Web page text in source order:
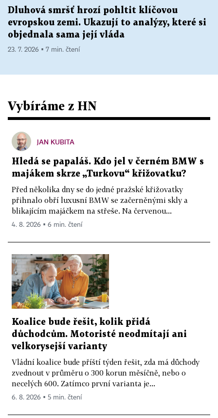
Dluhová smršť hrozí pohltit klíčovou
evropskou zemi. Ukazují to analýzy, které si
objednala sama její vláda
23. 7. 2026 ▪ 7 min. čtení
Vybíráme z HN
JAN KUBITA
Hledá se papaláš. Kdo jel v černém BMW s
majákem skrze „Turkovu“ křižovatku?
Před několika dny se do jedné pražské křižovatky
přihnalo obří luxusní BMW se začerněnými skly a
blikajícím majáčkem na střeše. Na červenou...
4. 8. 2026 ▪ 6 min. čtení
Koalice bude řešit, kolik přidá
důchodcům. Motoristé neodmítají ani
velkorysejší varianty
Vládní koalice bude příští týden řešit, zda má důchody
zvednout v průměru o 300 korun měsíčně, nebo o
necelých 600. Zatímco první varianta je...
6. 8. 2026 ▪ 5 min. čtení